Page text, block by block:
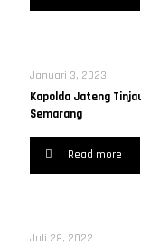
Januari 3, 2023
Kapolda Jateng
Semarang
Read more
Juli 28, 2022